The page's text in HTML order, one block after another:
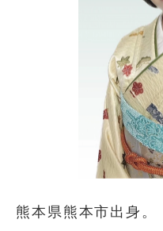
熊本県熊本市出身。